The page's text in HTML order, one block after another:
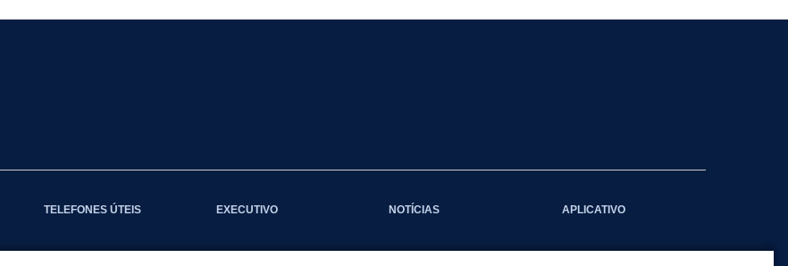
TELEFONES ÚTEIS EXECUTIVO NOTÍCIAS APLICATIVO